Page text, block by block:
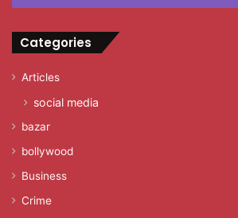
Categories
Articles
social media
bazar
bollywood
Business
Crime